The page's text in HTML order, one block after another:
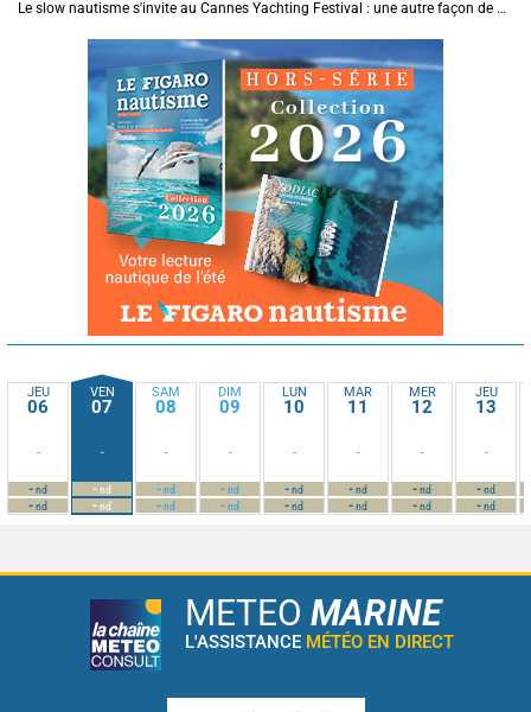
Le slow nautisme s'invite au Cannes Yachting Festival : une autre façon de naviguer prend le large
JEU
06
-
-nd
-nd
VEN
07
-
-nd
-nd
SAM
08
-
-nd
-nd
DIM
09
-
-nd
-nd
LUN
10
-
-nd
-nd
MAR
11
-
-nd
-nd
MER
12
-
-nd
-nd
JEU
13
-
-nd
-nd
METEO MARINE
L'ASSISTANCE MÉTÉO EN DIRECT